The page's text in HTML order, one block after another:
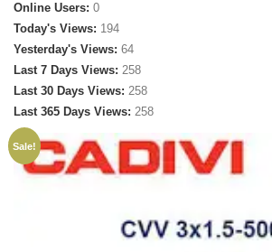
Online Users: 0
Today's Views: 194
Yesterday's Views: 64
Last 7 Days Views: 258
Last 30 Days Views: 258
Last 365 Days Views: 258
Sale!